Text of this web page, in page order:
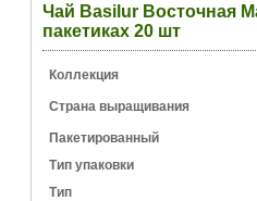
Чай Basilur Восточная
пакетиках 20 шт
Коллекция
Страна выращивания
Пакетированный
Тип упаковки
Тип